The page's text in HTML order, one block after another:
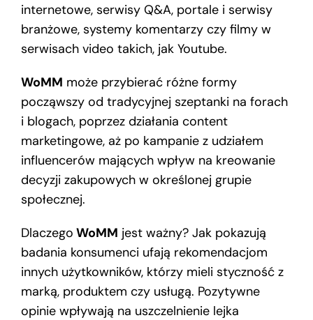
internetowe, serwisy Q&A, portale i serwisy
branżowe, systemy komentarzy czy filmy w
serwisach video takich, jak Youtube.
WoMM może przybierać różne formy
począwszy od tradycyjnej szeptanki na forach
i blogach, poprzez działania content
marketingowe, aż po kampanie z udziałem
influencerów mających wpływ na kreowanie
decyzji zakupowych w określonej grupie
społecznej.
Dlaczego WoMM jest ważny? Jak pokazują
badania konsumenci ufają rekomendacjom
innych użytkowników, którzy mieli styczność z
marką, produktem czy usługą. Pozytywne
opinie wpływają na uszczelnienie lejka